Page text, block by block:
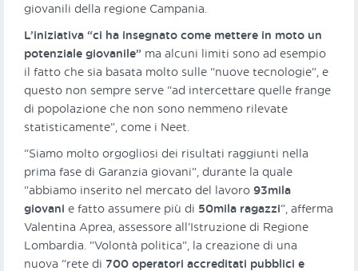
giovanili della regione Campania.
L’iniziativa “ci ha insegnato come mettere in moto un
potenziale giovanile” ma alcuni limiti sono ad esempio
il fatto che sia basata molto sulle “nuove tecnologie”, e
questo non sempre serve “ad intercettare quelle frange
di popolazione che non sono nemmeno rilevate
statisticamente”, come i Neet.
“Siamo molto orgogliosi dei risultati raggiunti nella
prima fase di Garanzia giovani”, durante la quale
“abbiamo inserito nel mercato del lavoro 93mila
giovani e fatto assumere più di 50mila ragazzi“, afferma
Valentina Aprea, assessore all’Istruzione di Regione
Lombardia. “Volontà politica”, la creazione di una
nuova “rete di 700 operatori accreditati pubblici e